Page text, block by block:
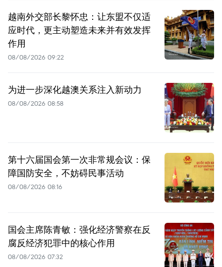
越南外交部长黎怀忠：让东盟不仅适
应时代，更主动塑造未来并有效发挥
作用
08/08/2026 09:22
为进一步深化越澳关系注入新动力
08/08/2026 08:58
第十六届国会第一次非常规会议：保
障国防安全，不妨碍民事活动
08/08/2026 08:16
国会主席陈青敏：强化经济警察在反
腐反经济犯罪中的核心作用
08/08/2026 07:32